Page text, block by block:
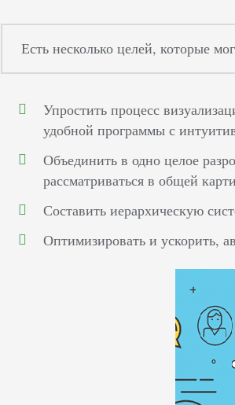
Есть несколько целей, которые
Упростить процесс
удобной программы с
Объединить в одно целое
рассматриваться в общей
Составить иерархическую
Оптимизировать и ускорить,